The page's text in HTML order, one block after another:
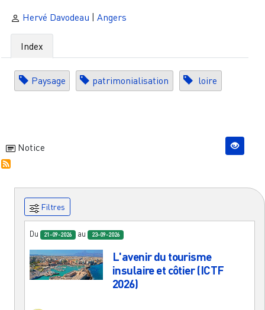
Hervé Davodeau | Angers
Index
Paysage patrimonialisation loire
Notice
Filtres
Du 21-09-2026 au 23-09-2026
L'avenir du tourisme
insulaire et côtier (ICTF
2026)